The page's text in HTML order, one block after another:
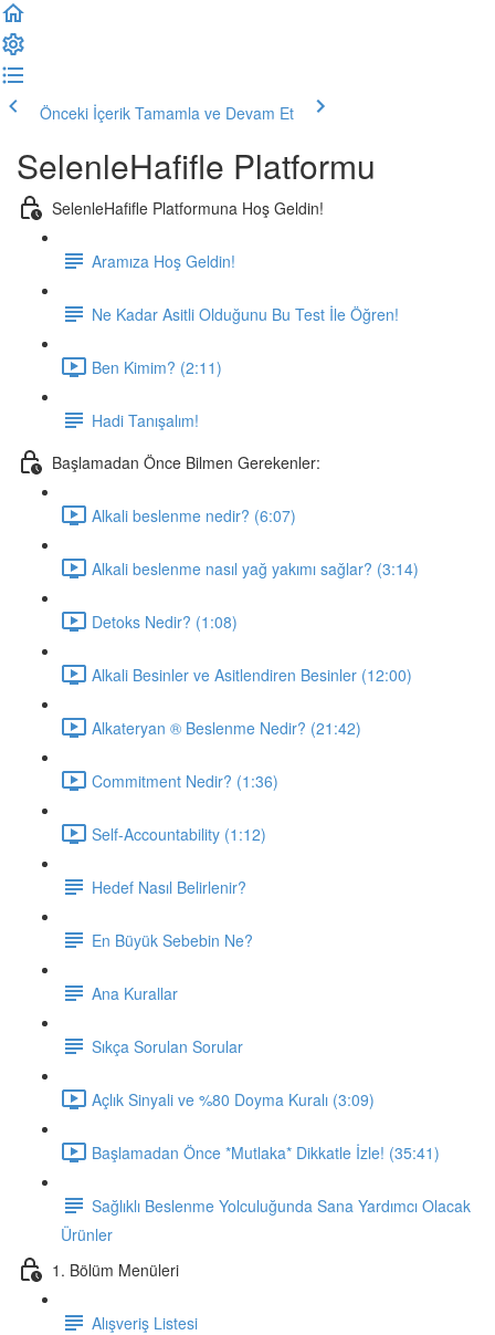
Önceki İçerik Tamamla ve Devam Et
SelenleHafifle Platformu
SelenleHafifle Platformuna Hoş Geldin!
Aramıza Hoş Geldin!
Ne Kadar Asitli Olduğunu Bu Test İle Öğren!
Ben Kimim? (2:11)
Hadi Tanışalım!
Başlamadan Önce Bilmen Gerekenler:
Alkali beslenme nedir? (6:07)
Alkali beslenme nasıl yağ yakımı sağlar? (3:14)
Detoks Nedir? (1:08)
Alkali Besinler ve Asitlendiren Besinler (12:00)
Alkateryan ® Beslenme Nedir? (21:42)
Commitment Nedir? (1:36)
Self-Accountability (1:12)
Hedef Nasıl Belirlenir?
En Büyük Sebebin Ne?
Ana Kurallar
Sıkça Sorulan Sorular
Açlık Sinyali ve %80 Doyma Kuralı (3:09)
Başlamadan Önce *Mutlaka* Dikkatle İzle! (35:41)
Sağlıklı Beslenme Yolculuğunda Sana Yardımcı Olacak
Ürünler
1. Bölüm Menüleri
Alışveriş Listesi